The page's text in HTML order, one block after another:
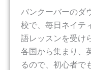
バンクーバーのダ
校で、毎日ネイテ
語レッスンを受け
各国から集まり、
るので、初心者で